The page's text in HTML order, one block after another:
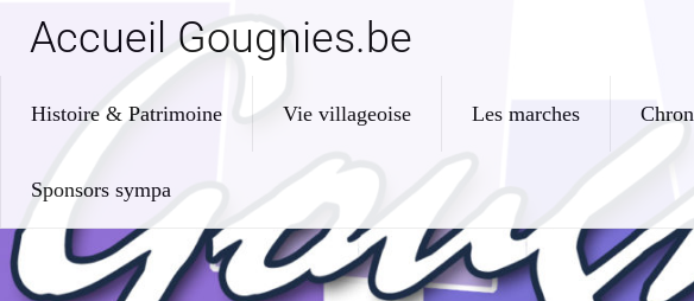
Accueil Gougnies.be
Histoire & Patrimoine Vie villageoise Les marches
Sponsors sympa